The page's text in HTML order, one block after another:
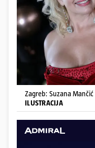
Zagreb: Suzana Mančić |
ILUSTRACIJA